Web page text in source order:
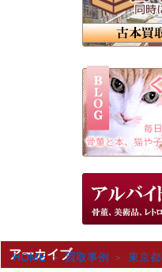
HOME 買取事例
東京都
アーカイブ